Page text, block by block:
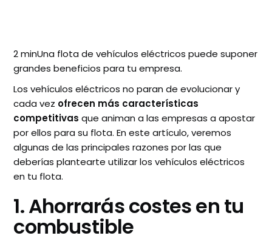
2 minUna flota de vehículos eléctricos puede suponer
grandes beneficios para tu empresa.
Los vehículos eléctricos no paran de evolucionar y
cada vez ofrecen más características
competitivas que animan a las empresas a apostar
por ellos para su flota. En este artículo, veremos
algunas de las principales razones por las que
deberías plantearte utilizar los vehículos eléctricos
en tu flota.
1. Ahorrarás costes en tu
combustible